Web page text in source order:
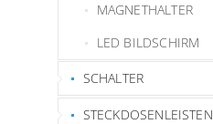
MAGNETHALTER
LED BILDSCHIRM
SCHALTER
STECKDOSENLEISTEN